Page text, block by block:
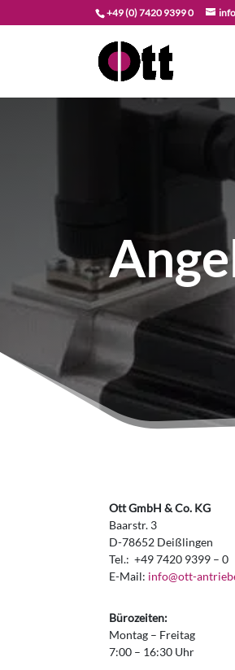
+49 (0) 7420 9399 0
Ott GmbH & Co. KG
Baarstr. 3
D-78652 Deißlingen
Tel.: +49 7420 9399 – 0
E-Mail: info@ott-
Bürozeiten:
Montag – Freitag
7:00 – 16:30 Uhr